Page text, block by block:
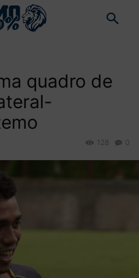
quadro de
0
128